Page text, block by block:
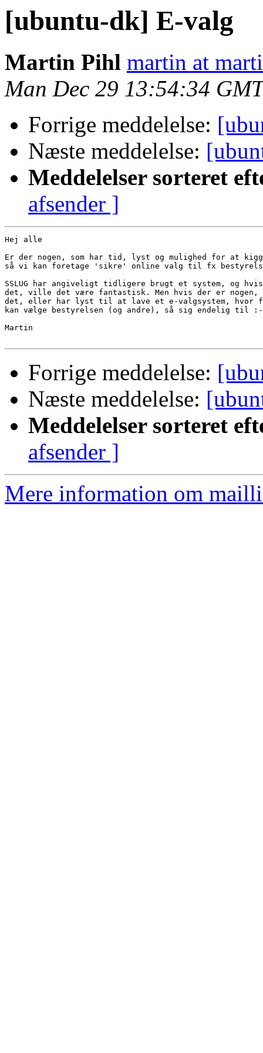
[ubuntu-dk] E-valg
Martin Pihl martin at
Man Dec 29 13:54:34
Forrige meddelelse:
Næste meddelelse:
Meddelelser sorteret
afsender ]
Hej alle
Er der nogen, som har tid, lyst og mulighed for at
så vi kan foretage 'sikre' online valg til fx
SSLUG har angiveligt tidligere brugt et system, og
det, ville det være fantastisk. Men hvis der er nogen,
det, eller har lyst til at lave et e-valgsystem, hvor
kan vælge bestyrelsen (og andre), så sig endelig til
Martin
Forrige meddelelse:
Næste meddelelse:
Meddelelser sorteret
afsender ]
Mere information om